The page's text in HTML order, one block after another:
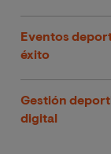
Eventos
éxito
Gestión
digital